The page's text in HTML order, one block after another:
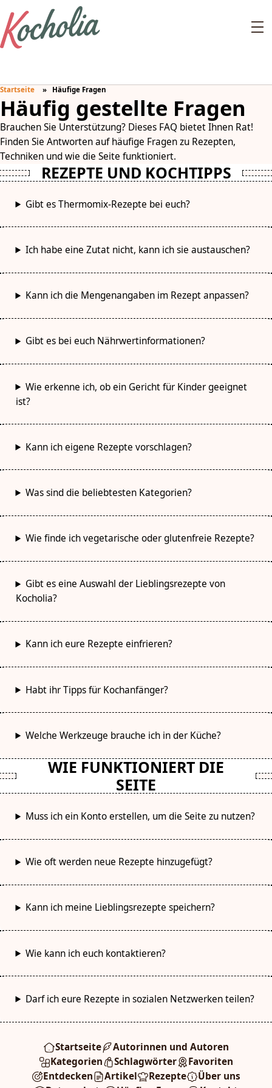
Startseite Häufige Fragen
Häufig gestellte Fragen
Brauchen Sie Unterstützung? Dieses FAQ bietet Ihnen Rat!
Finden Sie Antworten auf häufige Fragen zu Rezepten,
Techniken und wie die Seite funktioniert.
REZEPTE UND KOCHTIPPS
Gibt es Thermomix-Rezepte bei euch?
Ich habe eine Zutat nicht, kann ich sie austauschen?
Kann ich die Mengenangaben im Rezept anpassen?
Gibt es bei euch Nährwertinformationen?
Wie erkenne ich, ob ein Gericht für Kinder geeignet
ist?
Kann ich eigene Rezepte vorschlagen?
Was sind die beliebtesten Kategorien?
Wie finde ich vegetarische oder glutenfreie Rezepte?
Gibt es eine Auswahl der Lieblingsrezepte von
Kocholia?
Kann ich eure Rezepte einfrieren?
Habt ihr Tipps für Kochanfänger?
Welche Werkzeuge brauche ich in der Küche?
WIE FUNKTIONIERT DIE
SEITE
Muss ich ein Konto erstellen, um die Seite zu nutzen?
Wie oft werden neue Rezepte hinzugefügt?
Kann ich meine Lieblingsrezepte speichern?
Wie kann ich euch kontaktieren?
Darf ich eure Rezepte in sozialen Netzwerken teilen?
Startseite
Autorinnen und Autoren
Kategorien
Schlagwörter
Favoriten
Entdecken
Artikel Rezepte
Über uns